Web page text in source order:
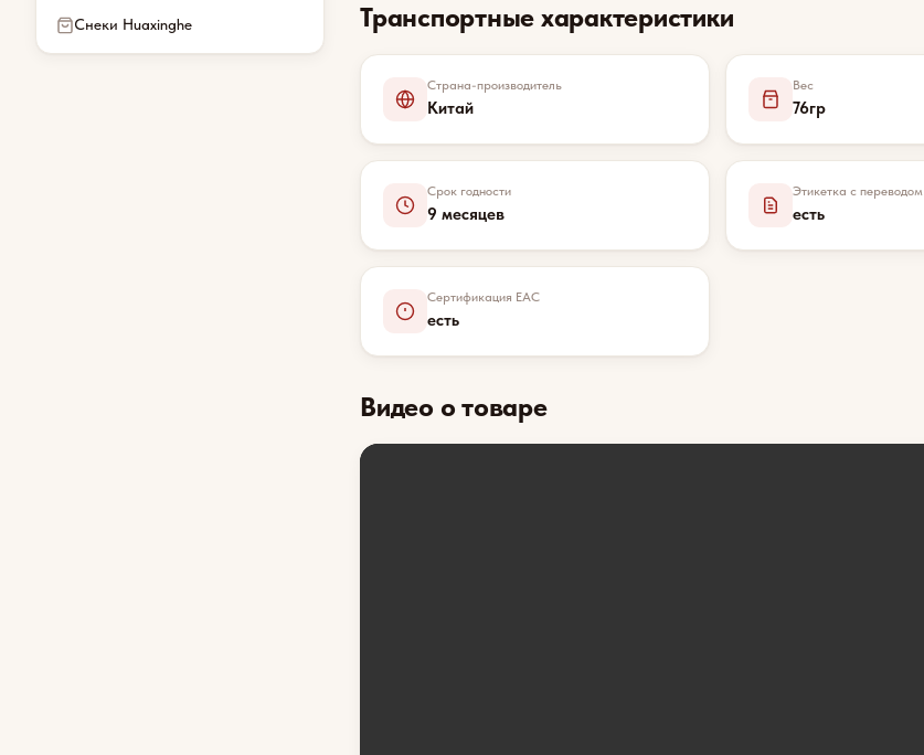
Снеки Huaxinghe Транспортные характеристики
Страна-производитель
Китай
Вес
76гр
Срок годности
9 месяцев
Этикетка с переводом
есть
Сертификация EAC
есть
Видео о товаре